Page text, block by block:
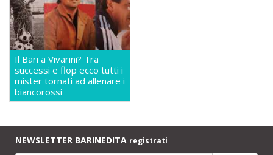
Il Bari a Vivarini? Tra
successi e flop ecco tutti i
mister tornati ad allenare i
biancorossi
NEWSLETTER BARINEDITA registrati